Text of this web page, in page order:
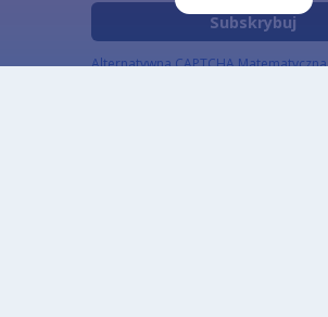
Alternatywna CAPTCHA Matematyczna